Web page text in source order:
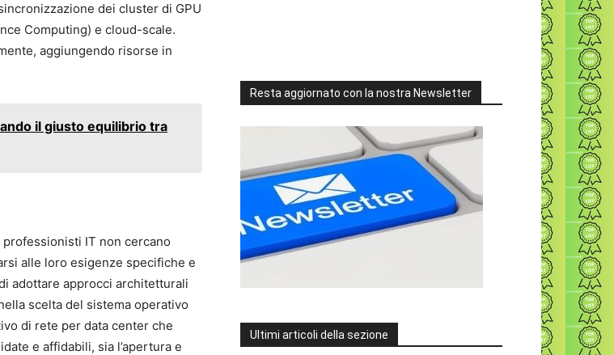
dei cluster di GPU
Computing) e cloud-scale.
aggiungendo risorse in
il giusto equilibrio tra
professionisti IT non cercano
alle loro esigenze specifiche e
adottare approcci architetturali
scelta del sistema operativo
di rete per data center che
e affidabili, sia l’apertura e
Resta aggiornato con la nostra Newsletter
Ultimi articoli della sezione